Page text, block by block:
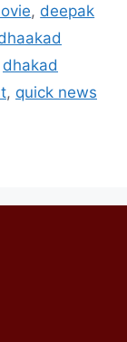
, deepak
dhakad
, quick news